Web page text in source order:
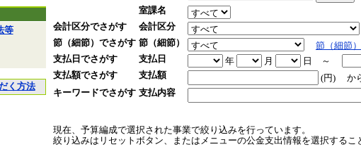
等
く方法
室課名
会計区分でさがす
会計区分
節（細節）でさがす 節（細節）
節（細節
支払日でさがす
支払日 年 月 日 ～
支払額でさがす
支払額 (円) か
キーワードでさがす 支払内容
現在、予算編成で選択された事業で絞り込みを行っています。
絞り込みはリセットボタン、またはメニューの公金支出情報を選択するこ